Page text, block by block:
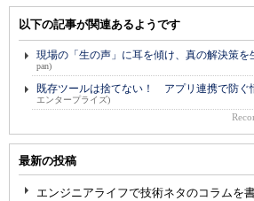
以下の記事が関連あるようです
現場の「生の声」に耳を傾け、真の解決策を
pan)
既存ツールは捨てない！ アプリ連携で防ぐ
エンタープライズ)
最新の投稿
エンジニアライフで技術ネタのコラムを